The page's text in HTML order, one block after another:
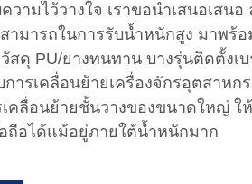
ามไว้วางใจ เราขอนำเสนอเสนอ
มารถในการรับน้ำหนักสูง มาพร้
ดุ PU/ยางทนทาน บางรุ่นติดตั้งเบ
ารเคลื่อนย้ายเครื่องจักรอุตสาหก
คลื่อนย้ายชั้นวางของขนาดใหญ่ ใ
ถือได้แม้อยู่ภายใต้น้ำหนักมาก